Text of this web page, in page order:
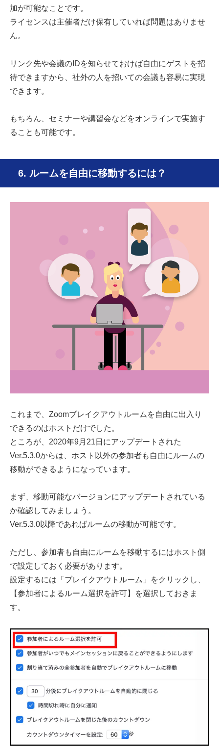
加が可能なことです。
ライセンスは主催者だけ保有していれば問題はありませ
ん。
リンク先や会議のIDを知らせておけば自由にゲストを招
待できますから、社外の人を招いての会議も容易に実現
できます。
もちろん、セミナーや講習会などをオンラインで実施す
ることも可能です。
6. ルームを自由に移動するには？
これまで、Zoomブレイクアウトルームを自由に出入り
できるのはホストだけでした。
ところが、2020年9月21日にアップデートされた
Ver.5.3.0からは、ホスト以外の参加者も自由にルームの
移動ができるようになっています。
まず、移動可能なバージョンにアップデートされている
か確認してみましょう。
Ver.5.3.0以降であればルームの移動が可能です。
ただし、参加者も自由にルームを移動するにはホスト側
で設定しておく必要があります。
設定するには「ブレイクアウトルーム」をクリックし、
【参加者によるルーム選択を許可】を選択しておきま
す。